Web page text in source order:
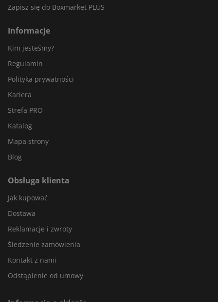
Zapisz się do Boxmarket PLUS
Informacje
Kim jesteśmy?
Regulamin
Polityka prywatności
Kariera
Strefa PRO
Katalog
Mapa strony
Blog
Obsługa klienta
Jak kupować
Dostawa
Reklamacje i zwroty
Śledzenie zamówienia
Kontakt z nami
Odstąpienie od umowy